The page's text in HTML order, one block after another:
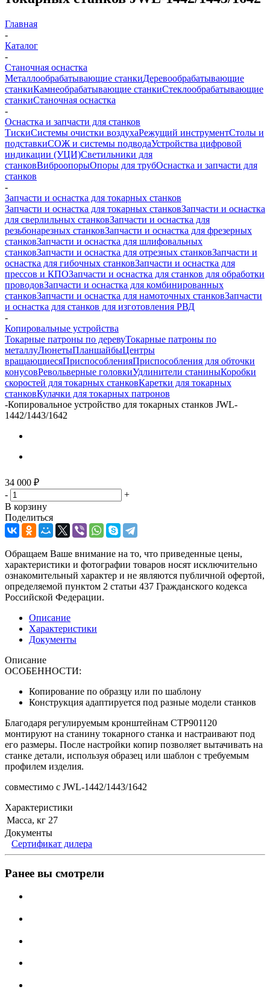
Главная
-
Каталог
-
Станочная оснастка
Металлообрабатывающие станкиДеревообрабатывающие
станкиКамнеобрабатывающие станкиСтеклообрабатывающие
станкиСтаночная оснастка
-
Оснастка и запчасти для станков
ТискиСистемы очистки воздухаРежущий инструментСтолы и
подставкиСОЖ и системы подводаУстройства цифровой
индикации (УЦИ)Светильники для
станковВиброопорыОпоры для трубОснастка и запчасти для
станков
-
Запчасти и оснастка для токарных станков
Запчасти и оснастка для токарных станковЗапчасти и оснастка
для сверлильных станковЗапчасти и оснастка для
резьбонарезных станковЗапчасти и оснастка для фрезерных
станковЗапчасти и оснастка для шлифовальных
станковЗапчасти и оснастка для отрезных станковЗапчасти и
оснастка для гибочных станковЗапчасти и оснастка для
прессов и КПОЗапчасти и оснастка для станков для обработки
проводовЗапчасти и оснастка для комбинированных
станковЗапчасти и оснастка для намоточных станковЗапчасти
и оснастка для станков для изготовления РВД
-
Копировальные устройства
Токарные патроны по деревуТокарные патроны по
металлуЛюнетыПланшайбыЦентры
вращающиесяПриспособленияПриспособления для обточки
конусовРевольверные головкиУдлинители станиныКоробки
скоростей для токарных станковКаретки для токарных
станковКулачки для токарных патронов
-Копировальное устройство для токарных станков JWL-
1442/1443/1642
34 000 ₽
-
+
В корзину
Поделиться
Обращаем Ваше внимание на то, что приведенные цены,
характеристики и фотографии товаров носят исключительно
ознакомительный характер и не являются публичной офертой,
определяемой пунктом 2 статьи 437 Гражданского кодекса
Российской Федерации.
Описание
Характеристики
Документы
Описание
ОСОБЕННОСТИ:
Копирование по образцу или по шаблону
Конструкция адаптируется под разные модели станков
Благодаря регулируемым кронштейнам CTP901120
монтируют на станину токарного станка и настраивают под
его размеры. После настройки копир позволяет вытачивать на
станке детали, используя образец или шаблон с требуемым
профилем изделия.
совместимо с JWL-1442/1443/1642
Характеристики
Масса, кг 27
Документы
Сертификат дилера
Ранее вы смотрели